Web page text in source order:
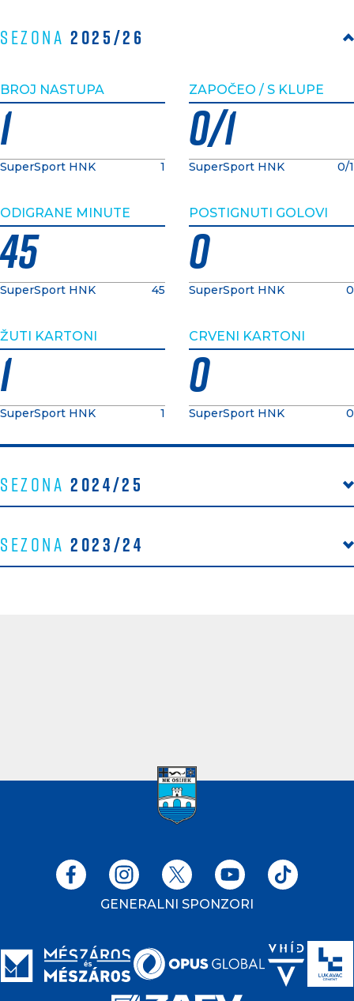
Sezona2025/26
BROJ NASTUPA
1
SuperSport HNK 1
ZAPOČEO / S KLUPE
0/1
SuperSport HNK 0/1
ODIGRANE MINUTE
45
SuperSport HNK 45
POSTIGNUTI GOLOVI
0
SuperSport HNK 0
ŽUTI KARTONI
1
SuperSport HNK 1
CRVENI KARTONI
0
SuperSport HNK 0
Sezona2024/25
Sezona2023/24
GENERALNI SPONZORI